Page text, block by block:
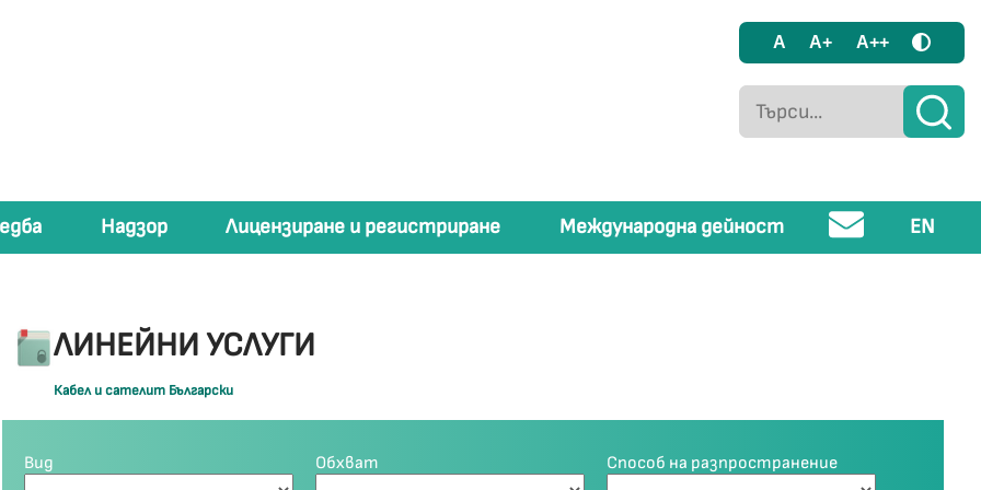
A A+ A++
Надзор Лицензиране и регистриране Международна дейност EN
ЛИНЕЙНИ УСЛУГИ
Кабел и сателит Български
Вид Обхват Способ на разпространение